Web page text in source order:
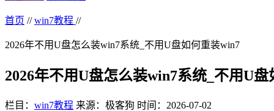
首页 // win7教程 //
2026年不用U盘怎么装win7系统_不用U盘如何重装win7
2026年不用U盘怎么装win7系统_不用U
栏目： win7教程 来源：极客狗 时间：2026-07-02